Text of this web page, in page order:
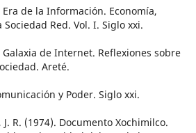
Era de la Información. Economía,
Red. Vol. I. Siglo xxi.
Galaxia de Internet. Reflexiones sobre
Areté.
y Poder. Siglo xxi.
J. R. (1974). Documento Xochimilco.